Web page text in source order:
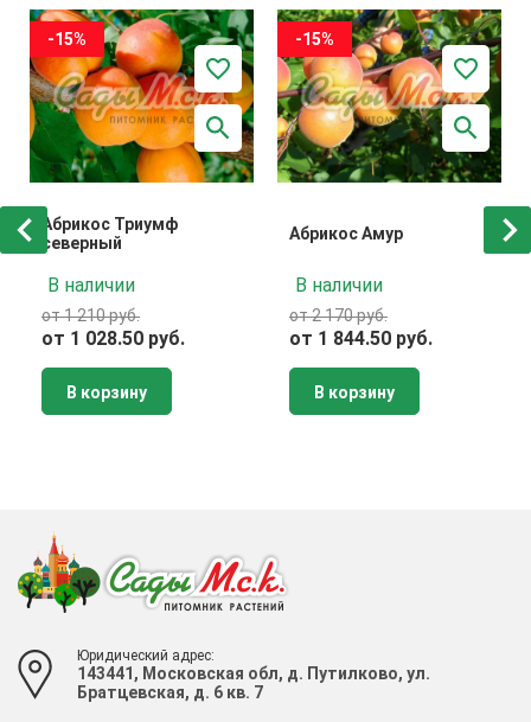
-15%
Абрикос Триумф
северный
В наличии
от 1 210 руб.
от 1 028.50 руб.
В корзину
-15%
Абрикос Амур
В наличии
от 2 170 руб.
от 1 844.50 руб.
В корзину
Юридический адрес:
143441, Московская обл, д. Путилково, ул.
Братцевская, д. 6 кв. 7